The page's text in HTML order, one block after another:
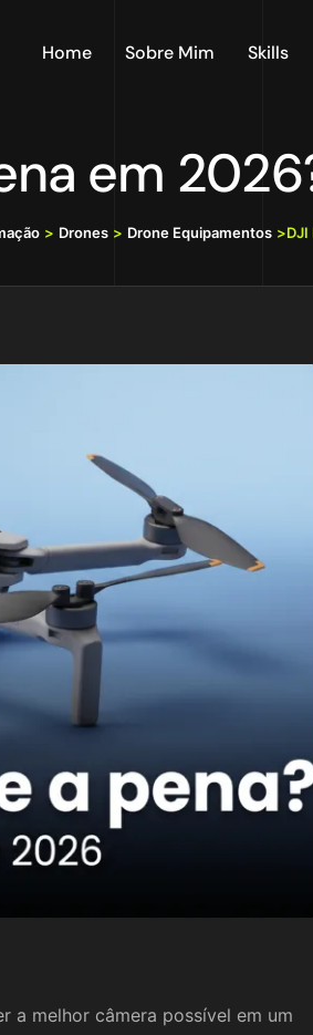
Home Sobre Mim Skills
em
> Drones > Drone Equipamentos >
a melhor câmera possível em um